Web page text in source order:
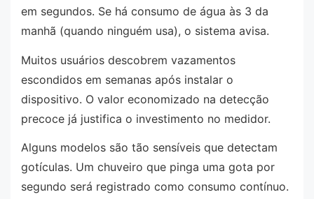
em segundos. Se há consumo de água às 3 da
manhã (quando ninguém usa), o sistema avisa.
Muitos usuários descobrem vazamentos
escondidos em semanas após instalar o
dispositivo. O valor economizado na detecção
precoce já justifica o investimento no medidor.
Alguns modelos são tão sensíveis que detectam
gotículas. Um chuveiro que pinga uma gota por
segundo será registrado como consumo contínuo.